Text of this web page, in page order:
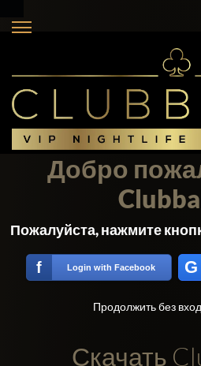
Добро
Пожалуйста, нажмите
f Login with Facebook G
Продолжить без
Скачать